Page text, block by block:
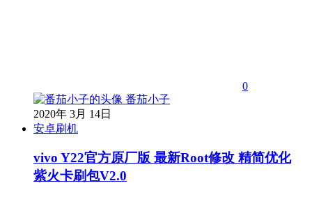
0
番茄小子
2020年 3月 14日
安卓刷机
vivo Y22官方原厂版 最新Root修改 精简优化
紫火卡刷包V2.0